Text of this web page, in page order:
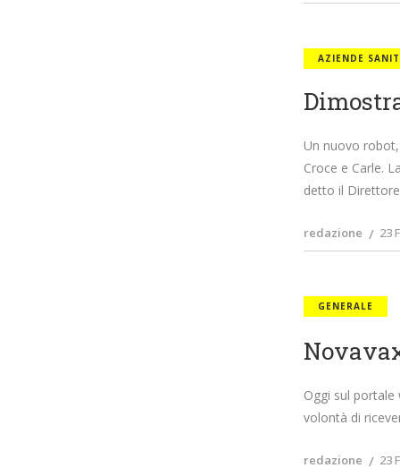
AZIENDE
Un nuovo robot,
Croce e Carle.
detto il Direttore
redazione 23
GENERALE
Oggi sul
volontà di
redazione 23